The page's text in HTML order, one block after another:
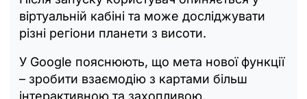
віртуальній кабіні та може досліджувати
різні регіони планети з висоти.
У Google пояснюють, що мета нової функції
– зробити взаємодію з картами більш
інтерактивною та захопливою,